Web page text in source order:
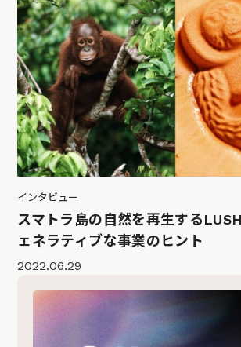
インタビュー
スマトラ島の自然を再生する
ェネラティブな事業のヒント
2022.06.29